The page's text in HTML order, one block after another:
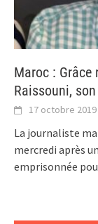
Maroc :
Raissouni,
17 octobre 2019
La journaliste
mercredi après
emprisonnée